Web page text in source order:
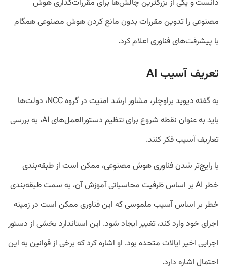
دانست و یکی از بزرگترین چالش‌ها برای مقررات‌گذاری هوش
مصنوعی را تدوین مقررات بدون مانع کردن هوش مصنوعی همگام
با پیشرفت‌های فناوری اعلام کرد.
تعریف آسیب AI
به گفته دیوید براوچلر، مشاور ارشد امنیت در گروه NCC، دولت‌ها
باید به عنوان نقطه شروع برای تنظیم دستورالعمل‌های AI، به بررسی
تعاریف آسیب فکر کنند.
با رایج‌تر شدن فناوری هوش مصنوعی، ممکن است از طبقه‌بندی
خطر AI بر اساس ظرفیت محاسباتی آموزش آن، به سمت طبقه‌بندی
خطر بر اساس آسیب ملموسی که این فناوری ممکن است در زمینه
اجرای خود وارد کند، تغییر ایجاد شود. این استاندارد بخشی از دستور
اجرایی اخیر ایالات متحده بود. او اشاره کرد که برخی از قوانین به این
احتمال اشاره دارد.